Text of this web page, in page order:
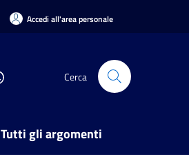
Accedi all'area personale
Cerca
Tutti gli argomenti